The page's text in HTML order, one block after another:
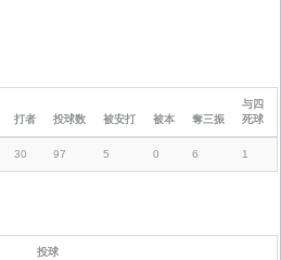
打者 投球数 被安打 被本 奪三振
与四
死球
30 97 5 0 6 1
投球